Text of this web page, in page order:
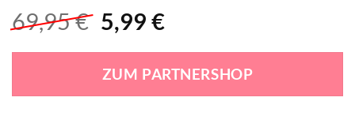
69,95€ Ursprünglicher
war:
69,95 €
5,99 €Aktueller
ist:
5,99 €.
ZUM PARTNERSHOP